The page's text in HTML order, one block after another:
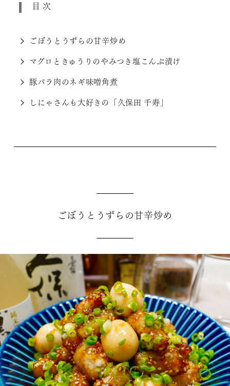
目次
ごぼうとうずらの甘辛炒め
マグロときゅうりのやみつき塩こんぶ漬け
豚バラ肉のネギ味噌角煮
しにゃさんも大好きの「久保田 千寿」
ごぼうとうずらの甘辛炒め